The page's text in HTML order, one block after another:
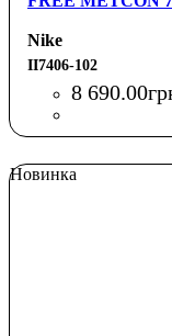
Nike
II7406-102
8 690.00
Новинка